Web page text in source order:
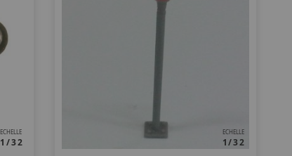
ECHELLE
1/32
ECHELLE
1/32